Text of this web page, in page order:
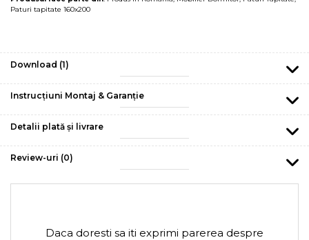
Paturi tapitate 160x200
Download (1)
Instrucțiuni Montaj & Garanție
Detalii plată și livrare
Review-uri (0)
Daca doresti sa iti exprimi parerea despre